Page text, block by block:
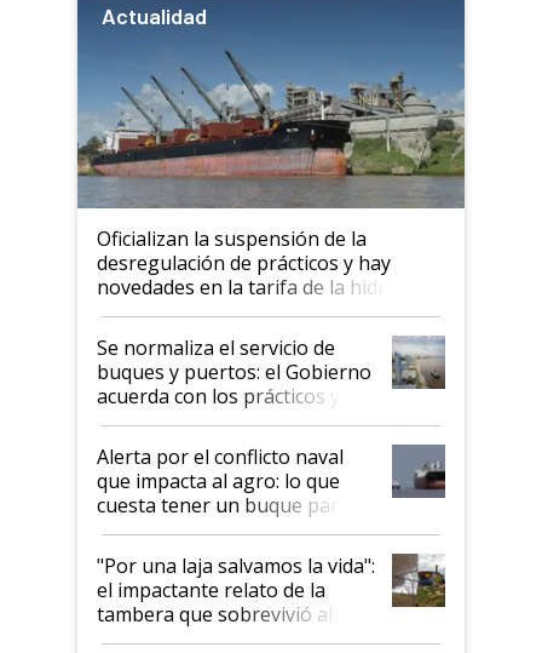
Actualidad
Oficializan la suspensión de la
desregulación de prácticos y hay
novedades en la tarifa de la hidrovía
Se normaliza el servicio de
buques y puertos: el Gobierno
acuerda con los prácticos y
suspende el decreto de
desregulación
Alerta por el conflicto naval
que impacta al agro: lo que
cuesta tener un buque parado
y el peligro de que Argentina
pase a ser "país sucio"
"Por una laja salvamos la vida":
el impactante relato de la
tambera que sobrevivió al
tornado